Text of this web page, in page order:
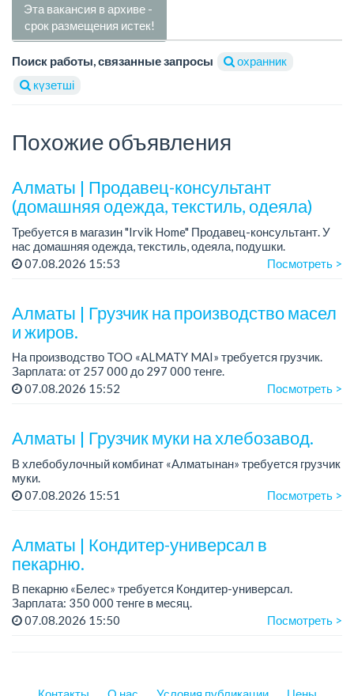
Эта вакансия в архиве -
срок размещения истек!
Поиск работы, связанные запросы
охранник
күзетші
Похожие объявления
Алматы | Продавец-консультант
(домашняя одежда, текстиль, одеяла)
Требуется в магазин "Irvik Home" Продавец-консультант. У
нас домашняя одежда, текстиль, одеяла, подушки.
График работы: 4/2, с 10:00 до 20:00.
07.08.2026 15:53 Посмотреть >
Алматы | Грузчик на производство масел
и жиров.
На производство TOO «ALMATY MAI» требуется грузчик.
Зарплата: от 257 000 до 297 000 тенге.
График работы: сменный 2/2, с 08.00 до 20.00, с 20.00 до
07.08.2026 15:52 Посмотреть >
Алматы | Грузчик муки на хлебозавод.
В хлебобулочный комбинат «Алматынан» требуется грузчик
муки.
График работы: 5/2, с 09.00 до 18.00.
07.08.2026 15:51 Посмотреть >
Алматы | Кондитер-универсал в
пекарню.
В пекарню «Белес» требуется Кондитер-универсал.
Зарплата: 350 000 тенге в месяц.
График работы: 4/2, с 08.00 до 20.00.
07.08.2026 15:50 Посмотреть >